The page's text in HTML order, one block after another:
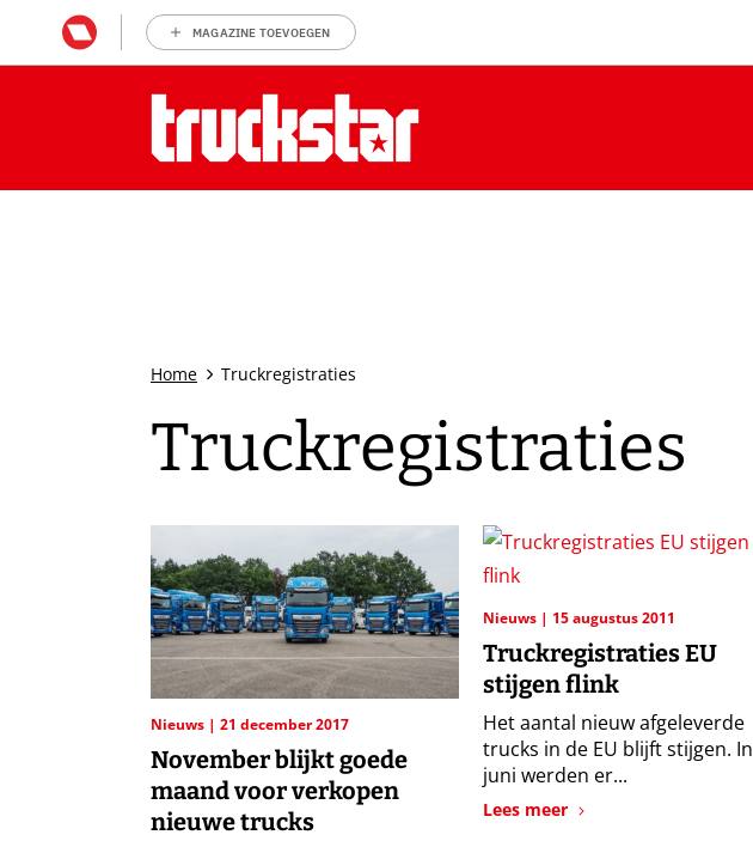
MAGAZINE TOEVOEGEN
Home Truckregistraties
Truckregistraties
Nieuws 21 december 2017
November blijkt goede
maand voor verkopen
nieuwe trucks
Nieuws 15 augustus 2011
Truckregistraties EU
stijgen flink
Het aantal nieuw afgeleverde
trucks in de EU blijft stijgen. In
juni werden er...
Lees meer